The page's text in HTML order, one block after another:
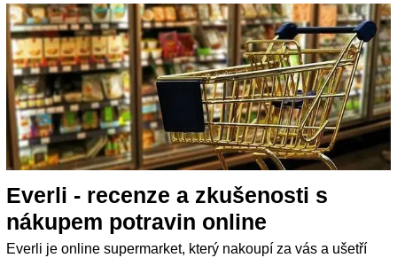
Everli - recenze a zkušenosti s
nákupem potravin online
Everli je online supermarket, který nakoupí za vás a ušetří